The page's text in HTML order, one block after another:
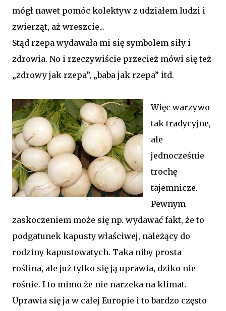
mógł nawet pomóc kolektyw z udziałem ludzi i
zwierząt, aż wreszcie...
Stąd rzepa wydawała mi się symbolem siły i
zdrowia. No i rzeczywiście przecież mówi się też
„zdrowy jak rzepa”, „baba jak rzepa” itd.
Więc warzywo
tak tradycyjne,
ale
jednocześnie
trochę
tajemnicze.
Pewnym
zaskoczeniem może się np. wydawać fakt, że to
podgatunek kapusty właściwej, należący do
rodziny kapustowatych. Taka niby prosta
roślina, ale już tylko się ją uprawia, dziko nie
rośnie. I to mimo że nie narzeka na klimat.
Uprawia się ja w całej Europie i to bardzo często